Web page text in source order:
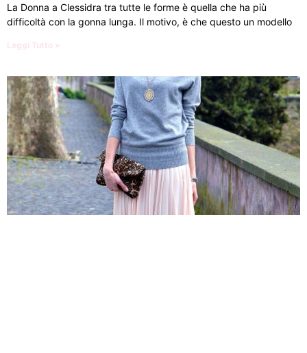
La Donna a Clessidra tra tutte le forme è quella che ha più
difficoltà con la gonna lunga. Il motivo, è che questo un modello
Leggi Tutto »